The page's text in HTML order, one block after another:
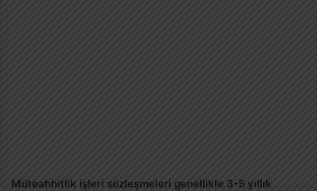
Müteahhitlik işleri sözleşmeleri genellikle 3-5 yıllık